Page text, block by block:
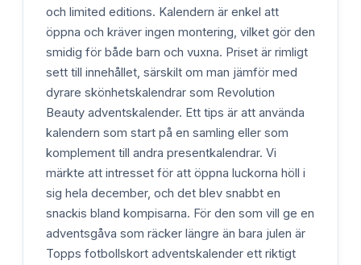
och limited editions. Kalendern är enkel att
öppna och kräver ingen montering, vilket gör den
smidig för både barn och vuxna. Priset är rimligt
sett till innehållet, särskilt om man jämför med
dyrare skönhetskalendrar som Revolution
Beauty adventskalender. Ett tips är att använda
kalendern som start på en samling eller som
komplement till andra presentkalendrar. Vi
märkte att intresset för att öppna luckorna höll i
sig hela december, och det blev snabbt en
snackis bland kompisarna. För den som vill ge en
adventsgåva som räcker längre än bara julen är
Topps fotbollskort adventskalender ett riktigt